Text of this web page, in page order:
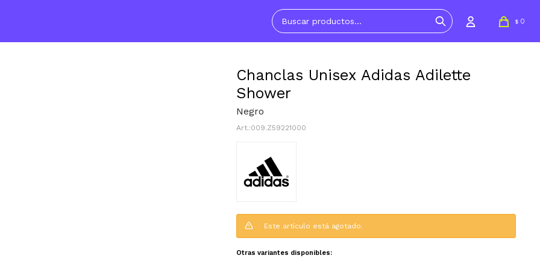
$ 0
Chanclas Unisex Adidas Adilette
Shower
Negro
009.Z59221000
Este artículo está agotado.
Otras variantes disponibles: